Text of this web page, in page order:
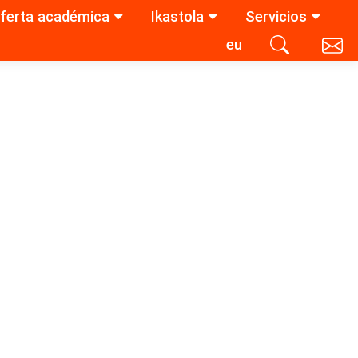
académica Ikastola
Servicios
eu
Buscar
Contacta con nosotros